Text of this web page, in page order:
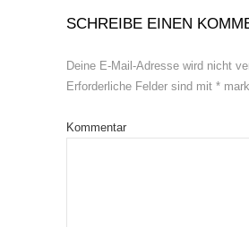
SCHREIBE EINEN
Deine E-Mail-Adresse wird nicht
Erforderliche Felder sind mit *
Kommentar